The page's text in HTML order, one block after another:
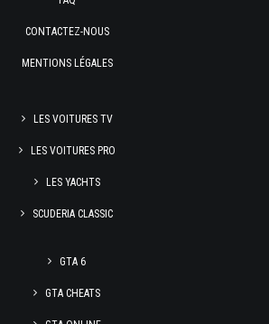
CONTACTEZ-NOUS
MENTIONS LÉGALES
LES VOITURES TV
LES VOITURES PRO
LES YACHTS
SCUDERIA CLASSIC
GTA 6
GTA CHEATS